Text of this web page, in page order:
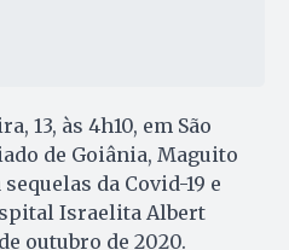
13, às 4h10, em São
de Goiânia, Maguito
da Covid-19 e
Israelita Albert
outubro de 2020.